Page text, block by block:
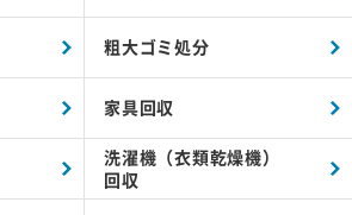
粗大ゴミ処分
家具回収
洗濯機（衣類乾燥機）
回収